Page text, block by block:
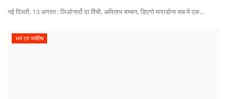
नई दिल्ली, 13 अगस्त : लिओनार्दो दा विंची, अमिताभ बच्चन, डिएगो माराडोना सब में एक...
धर्म एवं ज्योतिष